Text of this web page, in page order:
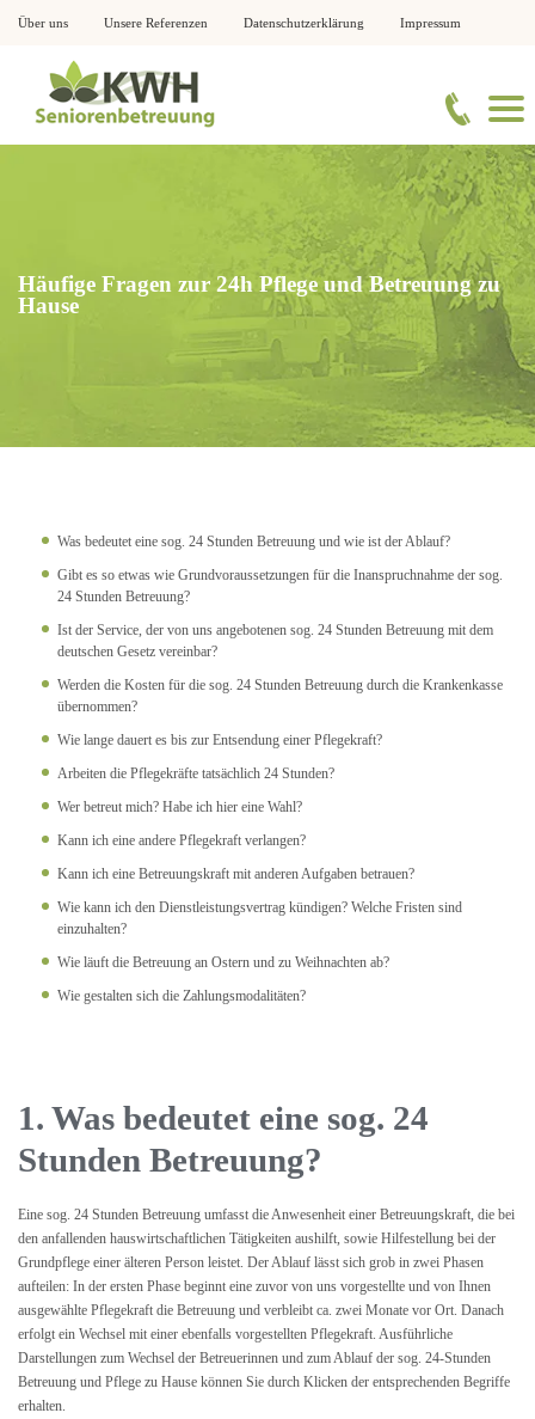
Über uns Unsere Referenzen Datenschutzerklärung Impressum
Häufige Fragen zur 24h Pflege und Betreuung zu
Hause
Was bedeutet eine sog. 24 Stunden Betreuung und wie ist der Ablauf?
Gibt es so etwas wie Grundvoraussetzungen für die Inanspruchnahme der sog.
24 Stunden Betreuung?
Ist der Service, der von uns angebotenen sog. 24 Stunden Betreuung mit dem
deutschen Gesetz vereinbar?
Werden die Kosten für die sog. 24 Stunden Betreuung durch die Krankenkasse
übernommen?
Wie lange dauert es bis zur Entsendung einer Pflegekraft?
Arbeiten die Pflegekräfte tatsächlich 24 Stunden?
Wer betreut mich? Habe ich hier eine Wahl?
Kann ich eine andere Pflegekraft verlangen?
Kann ich eine Betreuungskraft mit anderen Aufgaben betrauen?
Wie kann ich den Dienstleistungsvertrag kündigen? Welche Fristen sind
einzuhalten?
Wie läuft die Betreuung an Ostern und zu Weihnachten ab?
Wie gestalten sich die Zahlungsmodalitäten?
1. Was bedeutet eine sog. 24
Stunden Betreuung?
Eine sog. 24 Stunden Betreuung umfasst die Anwesenheit einer Betreuungskraft, die bei
den anfallenden hauswirtschaftlichen Tätigkeiten aushilft, sowie Hilfestellung bei der
Grundpflege einer älteren Person leistet. Der Ablauf lässt sich grob in zwei Phasen
aufteilen: In der ersten Phase beginnt eine zuvor von uns vorgestellte und von Ihnen
ausgewählte Pflegekraft die Betreuung und verbleibt ca. zwei Monate vor Ort. Danach
erfolgt ein Wechsel mit einer ebenfalls vorgestellten Pflegekraft. Ausführliche
Darstellungen zum Wechsel der Betreuerinnen und zum Ablauf der sog. 24-Stunden
Betreuung und Pflege zu Hause können Sie durch Klicken der entsprechenden Begriffe
erhalten.